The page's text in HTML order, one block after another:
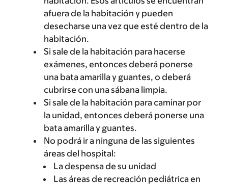
afuera de la habitación y pueden
desecharse una vez que esté dentro de la
habitación.
Si sale de la habitación para hacerse
exámenes, entonces deberá ponerse
una bata amarilla y guantes, o deberá
cubrirse con una sábana limpia.
Si sale de la habitación para caminar por
la unidad, entonces deberá ponerse una
bata amarilla y guantes.
No podrá ir a ninguna de las siguientes
áreas del hospital:
La despensa de su unidad
Las áreas de recreación pediátrica en